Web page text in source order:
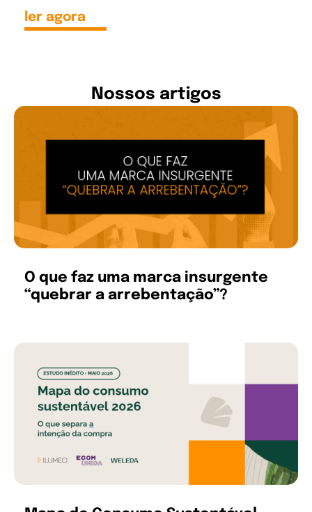
ler agora
Nossos artigos
O que faz uma marca insurgente
“quebrar a arrebentação”?